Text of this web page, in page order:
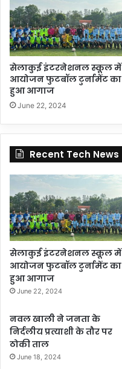
सेलाकुई इंटरनेशनल स्कूल में
आयोजन फुटबॉल टुर्नामेंट का
हुआ आगाज
June 22, 2024
Recent Tech News
सेलाकुई इंटरनेशनल स्कूल में
आयोजन फुटबॉल टुर्नामेंट का
हुआ आगाज
June 22, 2024
नवल खाली ने जनता के
निर्दलीय प्रत्याशी के तौर पर
ठोकी ताल
June 18, 2024